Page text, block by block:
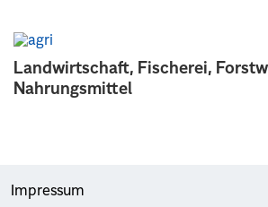
Landwirtschaft, Fischerei,
Nahrungsmittel
Impressum